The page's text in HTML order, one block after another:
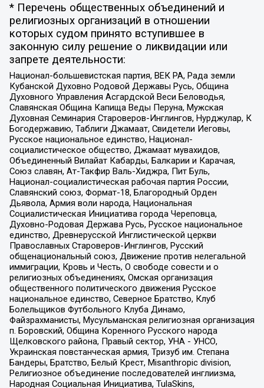
* Перечень общественных объединений и
религиозных организаций в отношении
которых судом принято вступившее в
законную силу решение о ликвидации или
запрете деятельности:
Национал-большевистская партия, ВЕК РА, Рада земли
Кубанской Духовно Родовой Державы Русь, Община
Духовного Управления Асгардской Веси Беловодья,
Славянская Община Капища Веды Перуна, Мужская
Духовная Семинария Староверов-Инглингов, Нурджулар, К
Богодержавию, Таблиги Джамаат, Свидетели Иеговы,
Русское национальное единство, Национал-
социалистическое общество, Джамаат мувахидов,
Объединенный Вилайат Кабарды, Балкарии и Карачая,
Союз славян, Ат-Такфир Валь-Хиджра, Пит Буль,
Национал-социалистическая рабочая партия России,
Славянский союз, Формат-18, Благородный Орден
Дьявола, Армия воли народа, Национальная
Социалистическая Инициатива города Череповца,
Духовно-Родовая Держава Русь, Русское национальное
единство, Древнерусской Инглистической церкви
Православных Староверов-Инглингов, Русский
общенациональный союз, Движение против нелегальной
иммиграции, Кровь и Честь, О свободе совести и о
религиозных объединениях, Омская организация
общественного политического движения Русское
национальное единство, Северное Братство, Клуб
Болельщиков Футбольного Клуба Динамо,
Файзрахманисты, Мусульманская религиозная организация
п. Боровский, Община Коренного Русского народа
Щелковского района, Правый сектор, УНА - УНСО,
Украинская повстанческая армия, Тризуб им. Степана
Бандеры, Братство, Белый Крест, Misanthropic division,
Религиозное объединение последователей инглиизма,
Народная Социальная Инициатива, TulaSkins,